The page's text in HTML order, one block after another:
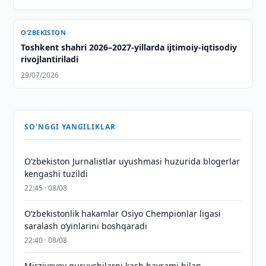
O‘ZBEKISTON
Toshkent shahri 2026–2027-yillarda ijtimoiy-iqtisodiy
rivojlantiriladi
29/07/2026
SO'NGGI YANGILIKLAR
O‘zbekiston Jurnalistlar uyushmasi huzurida blogerlar
kengashi tuzildi
22:45 · 08/08
O‘zbekistonlik hakamlar Osiyo Chempionlar ligasi
saralash o‘yinlarini boshqaradi
22:40 · 08/08